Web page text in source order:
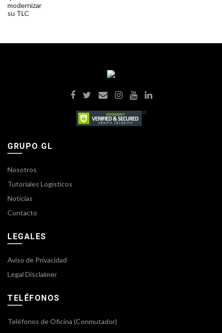
GRUPO GL
Nosotros
Tutoriales Logísticos
Noticias
Contacto
LEGALES
Aviso de Privacidad
Legal Disclaimer
TELÉFONOS
Teléfonos de Oficina (Conmutador)